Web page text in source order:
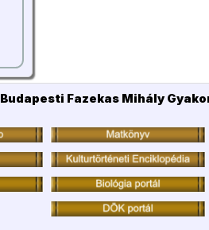
Budapesti Fazekas Mihály